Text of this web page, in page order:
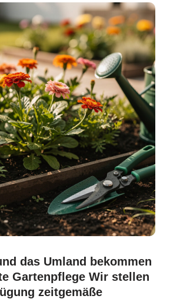
das Umland bekommen
Gartenpflege Wir stellen
zeitgemäße